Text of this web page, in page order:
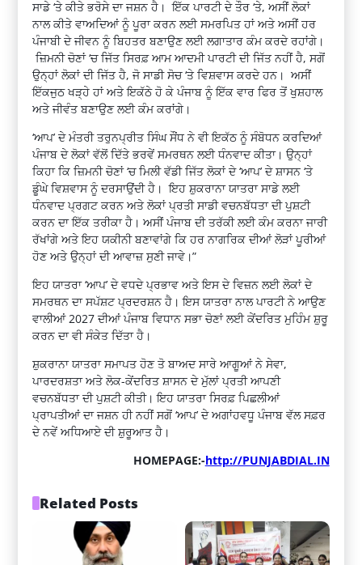
ਸਾਡੇ ‘ਤੇ ਕੀਤੇ ਭਰੋਸੇ ਦਾ ਜਸ਼ਨ ਹੈ। ਇੱਕ ਪਾਰਟੀ ਦੇ ਤੌਰ ‘ਤੇ, ਅਸੀਂ ਲੋਕਾਂ
ਨਾਲ ਕੀਤੇ ਵਾਅਦਿਆਂ ਨੂੰ ਪੂਰਾ ਕਰਨ ਲਈ ਸਮਰਪਿਤ ਹਾਂ ਅਤੇ ਅਸੀਂ ਹਰ
ਪੰਜਾਬੀ ਦੇ ਜੀਵਨ ਨੂੰ ਬਿਹਤਰ ਬਣਾਉਣ ਲਈ ਲਗਾਤਾਰ ਕੰਮ ਕਰਦੇ ਰਹਾਂਗੇ।
ਜ਼ਿਮਨੀ ਚੋਣਾਂ ‘ਚ ਜਿੱਤ ਸਿਰਫ਼ ਆਮ ਆਦਮੀ ਪਾਰਟੀ ਦੀ ਜਿੱਤ ਨਹੀਂ ਹੈ, ਸਗੋਂ
ਉਨ੍ਹਾਂ ਲੋਕਾਂ ਦੀ ਜਿੱਤ ਹੈ, ਜੋ ਸਾਡੀ ਸੋਚ ‘ਤੇ ਵਿਸ਼ਵਾਸ ਕਰਦੇ ਹਨ। ਅਸੀਂ
ਇੱਕਜੁਠ ਖੜ੍ਹੇ ਹਾਂ ਅਤੇ ਇਕੱਠੇ ਹੋ ਕੇ ਪੰਜਾਬ ਨੂੰ ਇੱਕ ਵਾਰ ਫਿਰ ਤੋਂ ਖੁਸ਼ਹਾਲ
ਅਤੇ ਜੀਵੰਤ ਬਣਾਉਣ ਲਈ ਕੰਮ ਕਰਾਂਗੇ।
‘ਆਪ’ ਦੇ ਮੰਤਰੀ ਤਰੁਨਪ੍ਰੀਤ ਸਿੰਘ ਸੌਂਧ ਨੇ ਵੀ ਇਕੱਠ ਨੂੰ ਸੰਬੋਧਨ ਕਰਦਿਆਂ
ਪੰਜਾਬ ਦੇ ਲੋਕਾਂ ਵੱਲੋਂ ਦਿੱਤੇ ਭਰਵੇਂ ਸਮਰਥਨ ਲਈ ਧੰਨਵਾਦ ਕੀਤਾ। ਉਨ੍ਹਾਂ
ਕਿਹਾ ਕਿ ਜ਼ਿਮਨੀ ਚੋਣਾਂ ‘ਚ ਮਿਲੀ ਵੱਡੀ ਜਿੱਤ ਲੋਕਾਂ ਦੇ ‘ਆਪ’ ਦੇ ਸ਼ਾਸਨ ‘ਤੇ
ਡੂੰਘੇ ਵਿਸ਼ਵਾਸ ਨੂੰ ਦਰਸਾਉਂਦੀ ਹੈ। ਇਹ ਸ਼ੁਕਰਾਨਾ ਯਾਤਰਾ ਸਾਡੇ ਲਈ
ਧੰਨਵਾਦ ਪ੍ਰਗਟ ਕਰਨ ਅਤੇ ਲੋਕਾਂ ਪ੍ਰਤੀ ਸਾਡੀ ਵਚਨਬੱਧਤਾ ਦੀ ਪੁਸ਼ਟੀ
ਕਰਨ ਦਾ ਇੱਕ ਤਰੀਕਾ ਹੈ। ਅਸੀਂ ਪੰਜਾਬ ਦੀ ਤਰੱਕੀ ਲਈ ਕੰਮ ਕਰਨਾ ਜਾਰੀ
ਰੱਖਾਂਗੇ ਅਤੇ ਇਹ ਯਕੀਨੀ ਬਣਾਵਾਂਗੇ ਕਿ ਹਰ ਨਾਗਰਿਕ ਦੀਆਂ ਲੋੜਾਂ ਪੂਰੀਆਂ
ਹੋਣ ਅਤੇ ਉਨ੍ਹਾਂ ਦੀ ਆਵਾਜ਼ ਸੁਣੀ ਜਾਵੇ।”
ਇਹ ਯਾਤਰਾ ‘ਆਪ’ ਦੇ ਵਧਦੇ ਪ੍ਰਭਾਵ ਅਤੇ ਇਸ ਦੇ ਵਿਜ਼ਨ ਲਈ ਲੋਕਾਂ ਦੇ
ਸਮਰਥਨ ਦਾ ਸਪੱਸ਼ਟ ਪ੍ਰਦਰਸ਼ਨ ਹੈ। ਇਸ ਯਾਤਰਾ ਨਾਲ ਪਾਰਟੀ ਨੇ ਆਉਣ
ਵਾਲੀਆਂ 2027 ਦੀਆਂ ਪੰਜਾਬ ਵਿਧਾਨ ਸਭਾ ਚੋਣਾਂ ਲਈ ਕੇਂਦਰਿਤ ਮੁਹਿੰਮ ਸ਼ੁਰੂ
ਕਰਨ ਦਾ ਵੀ ਸੰਕੇਤ ਦਿੱਤਾ ਹੈ।
ਸ਼ੁਕਰਾਨਾ ਯਾਤਰਾ ਸਮਾਪਤ ਹੋਣ ਤੋ ਬਾਅਦ ਸਾਰੇ ਆਗੂਆਂ ਨੇ ਸੇਵਾ,
ਪਾਰਦਰਸ਼ਤਾ ਅਤੇ ਲੋਕ-ਕੇਂਦਰਿਤ ਸ਼ਾਸਨ ਦੇ ਮੁੱਲਾਂ ਪ੍ਰਤੀ ਆਪਣੀ
ਵਚਨਬੱਧਤਾ ਦੀ ਪੁਸ਼ਟੀ ਕੀਤੀ। ਇਹ ਯਾਤਰਾ ਸਿਰਫ਼ ਪਿਛਲੀਆਂ
ਪ੍ਰਾਪਤੀਆਂ ਦਾ ਜਸ਼ਨ ਹੀ ਨਹੀਂ ਸਗੋਂ ‘ਆਪ’ ਦੇ ਅਗਾਂਹਵਧੂ ਪੰਜਾਬ ਵੱਲ ਸਫ਼ਰ
ਦੇ ਨਵੇਂ ਅਧਿਆਏ ਦੀ ਸ਼ੁਰੂਆਤ ਹੈ।
HOMEPAGE:-http://PUNJABDIAL.IN
Related Posts